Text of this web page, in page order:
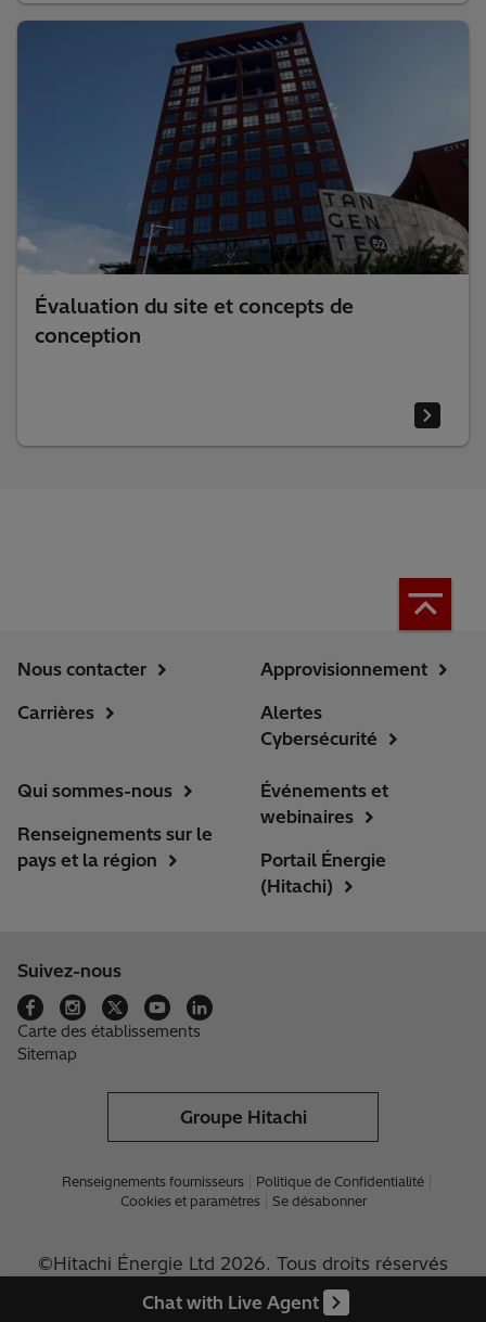
Chat with Live Agent
Évaluation du site et concepts de
conception
Nous contacter
Carrières
Approvisionnement
Alertes
Cybersécurité
Qui sommes-nous
Renseignements sur le
pays et la région
Événements et
webinaires
Portail Énergie
(Hitachi)
Suivez-nous
Carte des établissements
Sitemap
Groupe Hitachi
Renseignements fournisseurs
Politique de Confidentialité
Cookies et paramètres
Se désabonner
©Hitachi Énergie Ltd 2026. Tous droits réservés